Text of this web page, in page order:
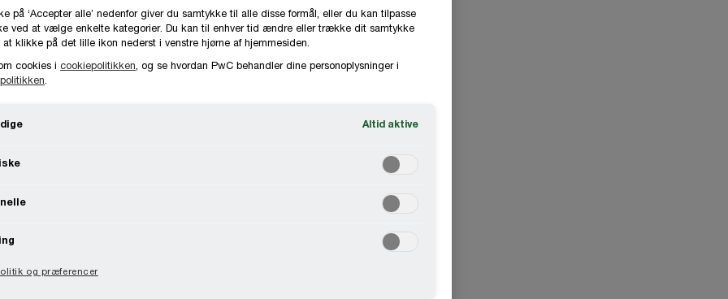
på ‘Accepter alle’ nedenfor giver du samtykke til alle disse formål, eller du kan tilpasse
ved at vælge enkelte kategorier. Du kan til enhver tid ændre eller trække dit samtykke
klikke på det lille ikon nederst i venstre hjørne af hjemmesiden.
cookies i cookiepolitikken , og se hvordan PwC behandler dine personoplysninger i
Altid aktive
og præferencer